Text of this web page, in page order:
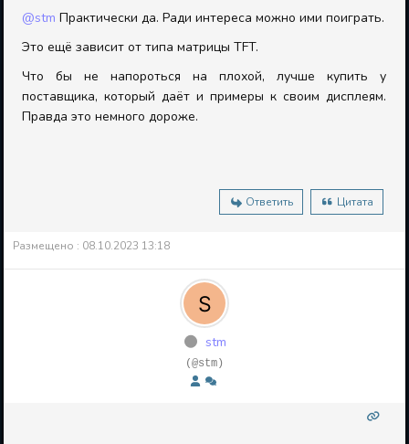
@stm Практически да. Ради интереса можно ими поиграть.
Это ещё зависит от типа матрицы TFT.
Что бы не напороться на плохой, лучше купить у
поставщика, который даёт и примеры к своим дисплеям.
Правда это немного дороже.
Ответить Цитата
Размещено : 08.10.2023 13:18
stm
(@stm)